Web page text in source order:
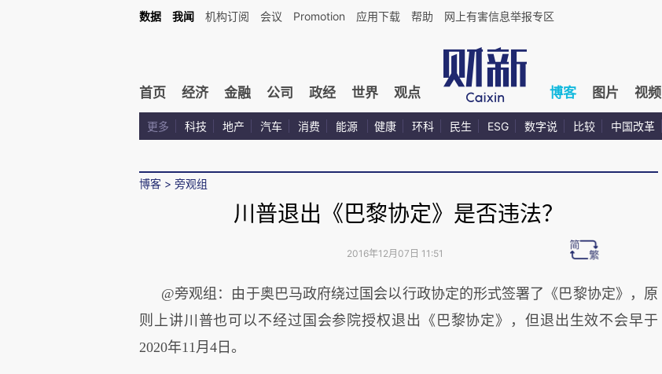
数据 我闻 机构订阅 会议 Promotion 应用下载 帮助 网上有害信息举报专区
首页 经济 金融 公司 政经 世界 观点 博客 图片 视频
更多 科技 地产 汽车 消费 能源 健康 环科 民生 ESG 数字说 比较 中国改革
博客 > 旁观组
川普退出《巴黎协定》是否违法？
2016年12月07日 11:51
@旁观组：由于奥巴马政府绕过国会以行政协定的形式签署了《巴黎协定》，原
则上讲川普也可以不经过国会参院授权退出《巴黎协定》，但退出生效不会早于
2020年11月4日。